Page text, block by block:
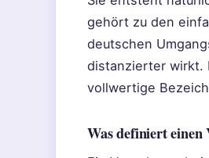
gehört zu den
deutschen
distanzierter wirkt.
vollwertige
Was definiert einen